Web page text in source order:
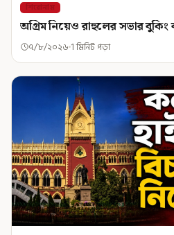
শিরোনাম
অগ্রিম নিয়েও রাহুলের সভার বুকিং
৭/৮/২০২৬ 1 মিনিট পড়া